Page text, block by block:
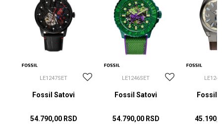
LE1247SET
Fossil Satovi
54.790,00 RSD
LE1246SET
Fossil Satovi
54.790,00 RSD
Fossil